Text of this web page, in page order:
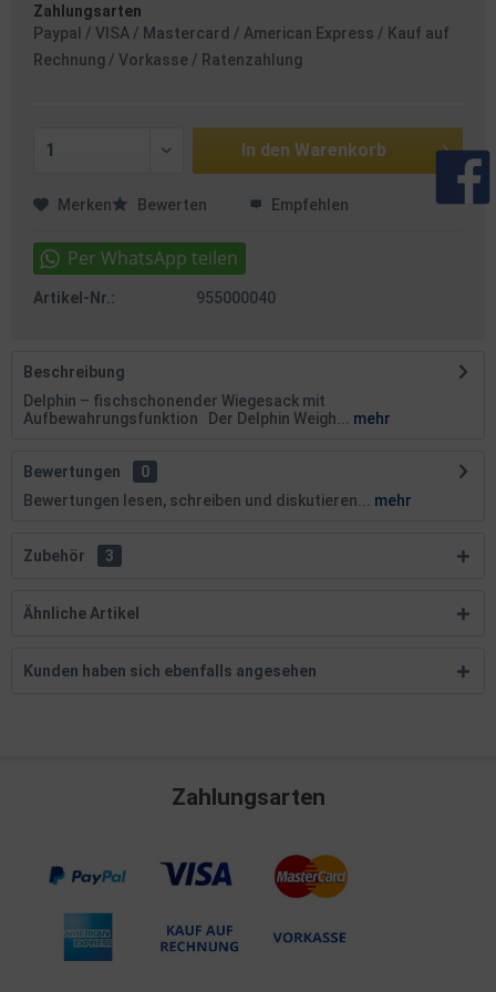
Zahlungsarten
Paypal / VISA / Mastercard / American Express / Kauf auf
Rechnung / Vorkasse / Ratenzahlung
In den Warenkorb
Merken Bewerten Empfehlen
Artikel-Nr.: 955000040
Beschreibung
Delphin – fischschonender Wiegesack mit
Aufbewahrungsfunktion Der Delphin Weigh...
mehr
Bewertungen
0
Bewertungen lesen, schreiben und diskutieren...
mehr
Zubehör 3
Ähnliche Artikel
Kunden haben sich ebenfalls angesehen
Zahlungsarten